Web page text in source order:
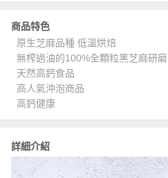
商品特色
原生芝麻品種 低溫烘焙
無榨過油的100%全顆粒黑芝麻研磨
天然高鈣食品
高人氣沖泡商品
高鈣健康
詳細介紹